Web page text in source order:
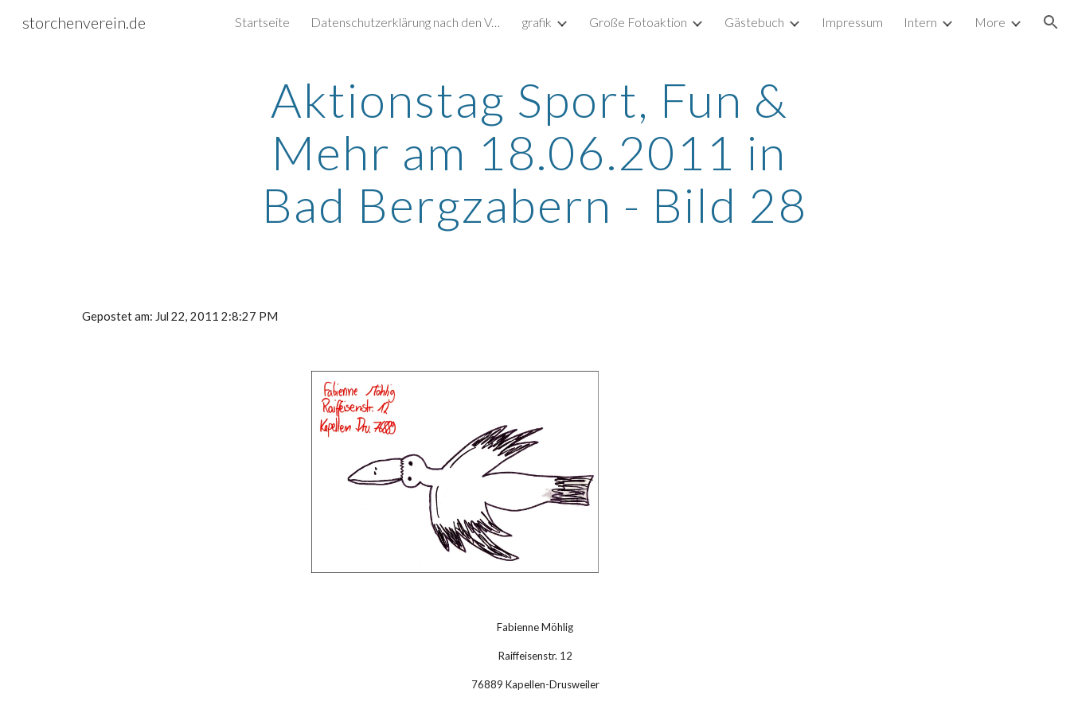
Skip to main content Skip to navigation
storchenverein.de Startseite Datenschutzerklärung nach den Vorgaben der DSGVO grafik Große Fotoaktion Gästebuch Impressum Intern More
Aktionstag Sport, Fun &
Mehr am 18.06.2011 in
Bad Bergzabern - Bild 28
Gepostet am: Jul 22, 2011 2:8:27 PM
Fabienne Möhlig
Raiffeisenstr. 12
76889 Kapellen-Drusweiler